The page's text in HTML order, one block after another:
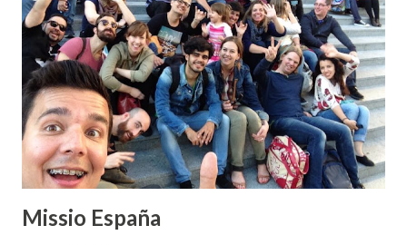
Missio España